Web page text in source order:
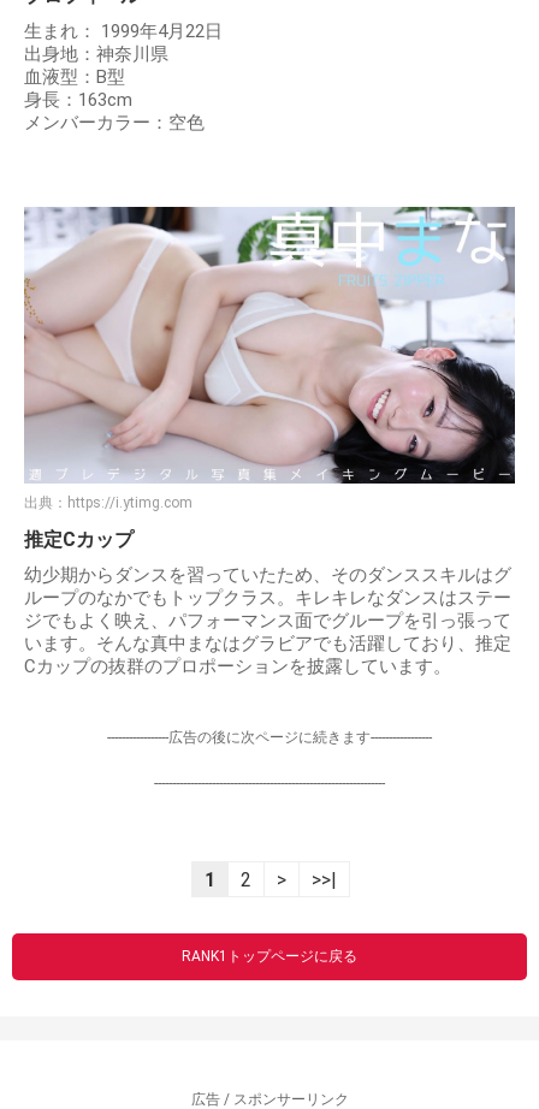
生まれ： 1999年4月22日
出身地：神奈川県
血液型：B型
身長：163cm
メンバーカラー：空色
出典： https://i.ytimg.com
推定Cカップ
幼少期からダンスを習っていたため、そのダンススキルはグ
ループのなかでもトップクラス。キレキレなダンスはステー
ジでもよく映え、パフォーマンス面でグループを引っ張って
います。そんな真中まなはグラビアでも活躍しており、推定
Cカップの抜群のプロポーションを披露しています。
-----------------広告の後に次ページに続きます-----------------
----------------------------------------------------------------
1 2 > >>|
RANK1トップページに戻る
広告 / スポンサーリンク